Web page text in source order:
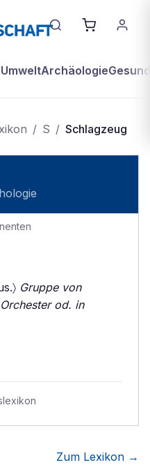
Archäologie
/ S / Schlagzeug
Gruppe von
od. in
Zum Lexikon →